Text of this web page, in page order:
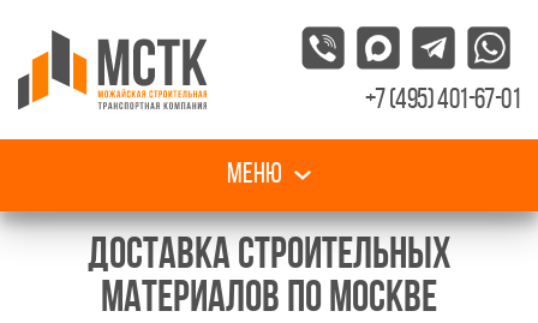
+7 (495) 401-67-01
Меню
ДОСТАВКА СТРОИТЕЛЬНЫХ
МАТЕРИАЛОВ ПО МОСКВЕ